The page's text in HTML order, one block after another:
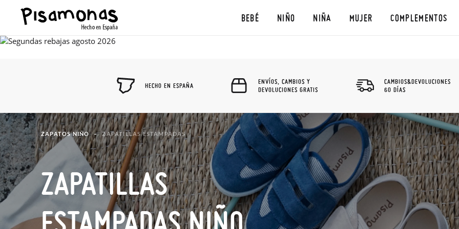
BEBÉ NIÑO NIÑA MUJER COMPLEMENTOS
HECHO EN ESPAÑA
ENVÍOS, CAMBIOS Y
DEVOLUCIONES GRATIS
CAMBIOS&DEVOLUCIONES
60 DÍAS
ZAPATOS NIÑO ZAPATILLAS ESTAMPADAS
ZAPATILLAS